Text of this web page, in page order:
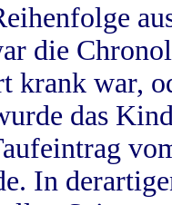
die
krank war,
das
In